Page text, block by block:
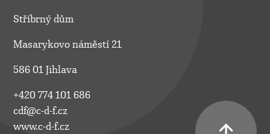
Stříbrný dům
Masarykovo náměstí 21
586 01 Jihlava
+420 774 101 686
cdf@c-d-f.cz
www.c-d-f.cz